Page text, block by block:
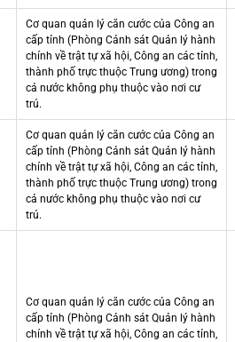
Cơ quan quản lý căn cước của Công an
cấp tỉnh (Phòng Cảnh sát Quản lý hành
chính về trật tự xã hội, Công an các tỉnh,
thành phố trực thuộc Trung ương) trong
cả nước không phụ thuộc vào nơi cư
trú.
Cơ quan quản lý căn cước của Công an
cấp tỉnh (Phòng Cảnh sát Quản lý hành
chính về trật tự xã hội, Công an các tỉnh,
thành phố trực thuộc Trung ương) trong
cả nước không phụ thuộc vào nơi cư
trú.
Cơ quan quản lý căn cước của Công an
cấp tỉnh (Phòng Cảnh sát Quản lý hành
chính về trật tự xã hội, Công an các tỉnh,